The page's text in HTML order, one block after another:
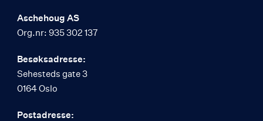
Aschehoug AS
Org.nr: 935 302 137
Besøksadresse:
Sehesteds gate 3
0164 Oslo
Postadresse: